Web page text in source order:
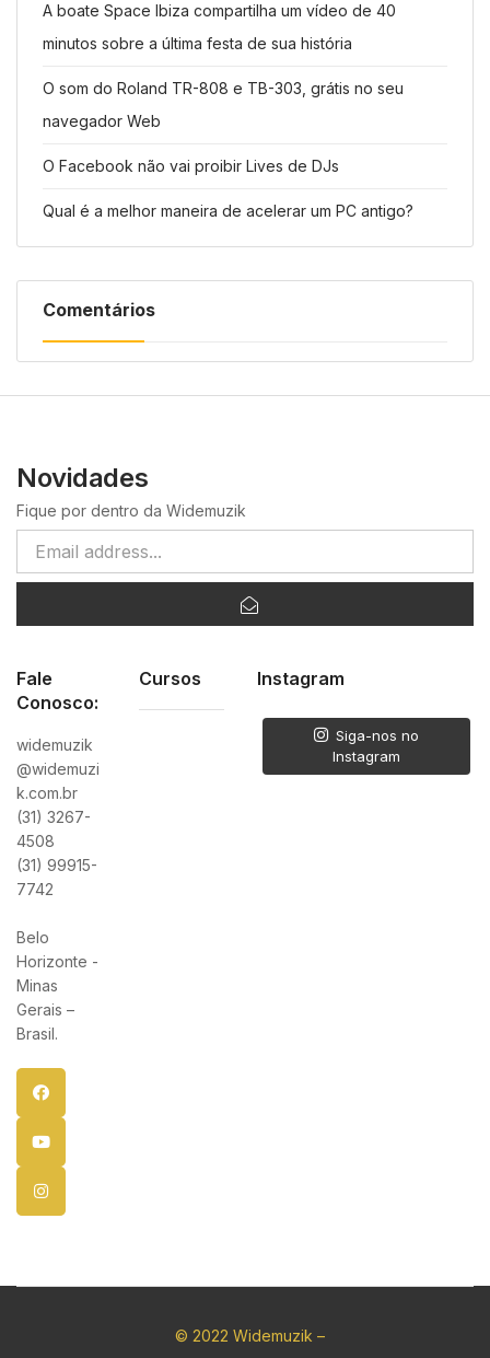
A boate Space Ibiza compartilha um vídeo de 40
minutos sobre a última festa de sua história
O som do Roland TR-808 e TB-303, grátis no seu
navegador Web
O Facebook não vai proibir Lives de DJs
Qual é a melhor maneira de acelerar um PC antigo?
Comentários
Novidades
Fique por dentro da Widemuzik
Fale
Conosco:
widemuzik
@widemuzi
k.com.br
(31) 3267-
4508
(31) 99915-
7742
Belo
Horizonte -
Minas
Gerais –
Brasil.
Cursos Instagram
Siga-nos no
Instagram
© 2022 Widemuzik –